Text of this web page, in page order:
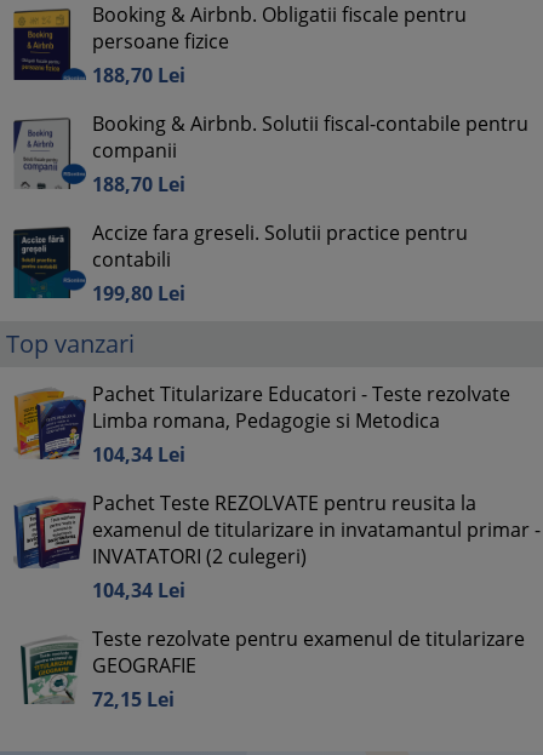
Booking & Airbnb. Obligatii fiscale pentru
persoane fizice
188,70 Lei
Booking & Airbnb. Solutii fiscal-contabile pentru
companii
188,70 Lei
Accize fara greseli. Solutii practice pentru
contabili
199,80 Lei
Top vanzari
Pachet Titularizare Educatori - Teste rezolvate
Limba romana, Pedagogie si Metodica
104,34 Lei
Pachet Teste REZOLVATE pentru reusita la
examenul de titularizare in invatamantul primar -
INVATATORI (2 culegeri)
104,34 Lei
Teste rezolvate pentru examenul de titularizare
GEOGRAFIE
72,15 Lei